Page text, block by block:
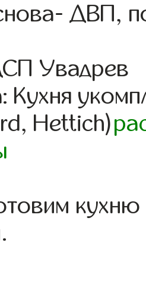
ДВП,
Увадрев
Кухня
Hettich)